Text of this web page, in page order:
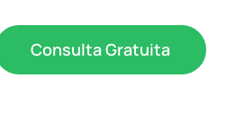
Consulta Gratuita